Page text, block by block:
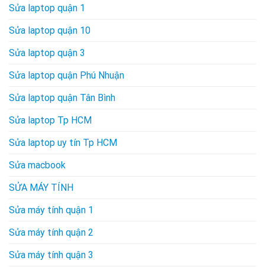
Sửa laptop quận 1
Sửa laptop quận 10
Sửa laptop quận 3
Sửa laptop quận Phú Nhuận
Sửa laptop quận Tân Bình
Sửa laptop Tp HCM
Sửa laptop uy tín Tp HCM
Sửa macbook
SỬA MÁY TÍNH
Sửa máy tính quận 1
Sửa máy tính quận 2
Sửa máy tính quận 3